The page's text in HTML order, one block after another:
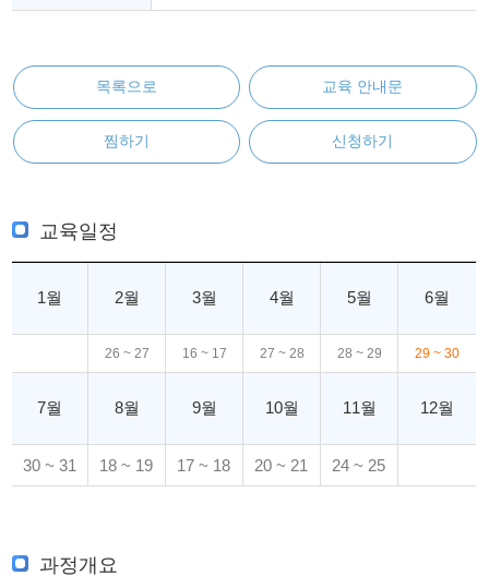
목록으로 교육 안내문
찜하기 신청하기
교육일정
1월 2월 3월 4월 5월 6월
26 ~ 27 16 ~ 17 27 ~ 28 28 ~ 29 29 ~ 30
7월 8월 9월 10월 11월 12월
30 ~ 31 18 ~ 19 17 ~ 18 20 ~ 21 24 ~ 25
과정개요